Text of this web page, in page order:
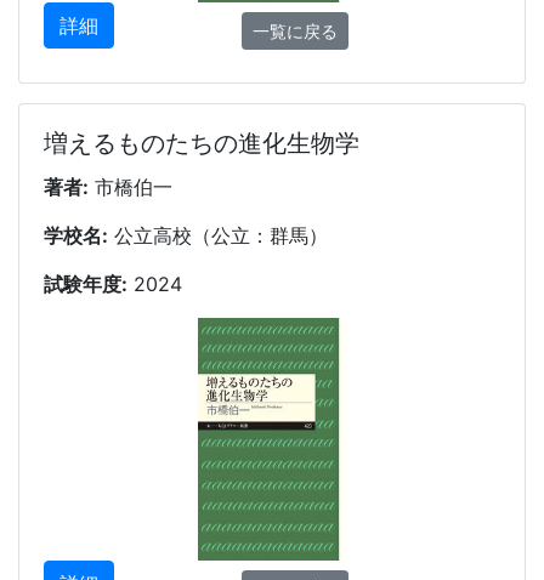
詳細 一覧に戻る
増えるものたちの進化生物学
著者: 市橋伯一
学校名: 公立高校（公立：群馬）
試験年度: 2024